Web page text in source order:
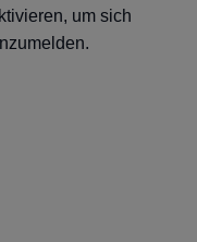
um sich